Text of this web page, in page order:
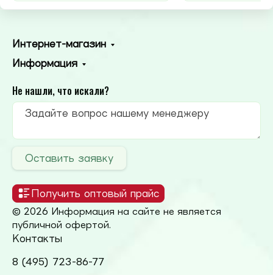
Интернет-магазин
Информация
Не нашли, что искали?
Оставить заявку
Получить оптовый прайс
© 2026 Информация на сайте не является
публичной офертой.
Контакты
8 (495) 723-86-77